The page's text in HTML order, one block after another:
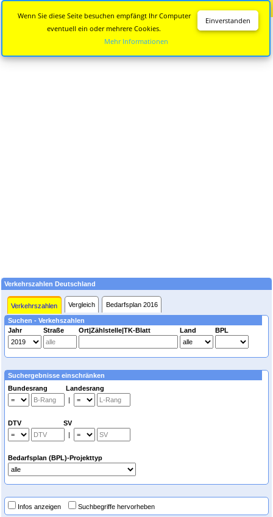
Verkehrszahlen Deutschland
Verkehrszahlen Vergleich Bedarfsplan 2016
Suchen - Verkehszahlen
Jahr
Straße Ort|Zählstelle|TK-Blatt Land BPL
Suchergebnisse einschränken
Bundesrang Landesrang
|
DTV SV
|
Bedarfsplan (BPL)-Projekttyp
Infos anzeigen Suchbegriffe hervorheben
Einverstanden
Wenn Sie diese Seite besuchen empfängt Ihr Computer
eventuell ein oder mehrere Cookies.
Mehr Informationen